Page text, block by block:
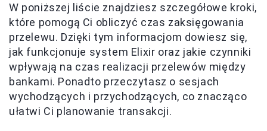
W poniższej liście znajdziesz szczegółowe kroki,
które pomogą Ci obliczyć czas zaksięgowania
przelewu. Dzięki tym informacjom dowiesz się,
jak funkcjonuje system Elixir oraz jakie czynniki
wpływają na czas realizacji przelewów między
bankami. Ponadto przeczytasz o sesjach
wychodzących i przychodzących, co znacząco
ułatwi Ci planowanie transakcji.